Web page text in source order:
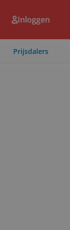
Inloggen
Prijsdalers